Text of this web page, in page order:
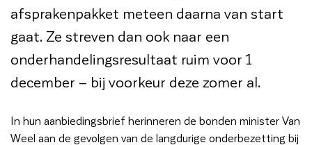
afsprakenpakket meteen daarna van start
gaat. Ze streven dan ook naar een
onderhandelingsresultaat ruim voor 1
december – bij voorkeur deze zomer al.
In hun aanbiedingsbrief herinneren de bonden minister Van
Weel aan de gevolgen van de langdurige onderbezetting bij